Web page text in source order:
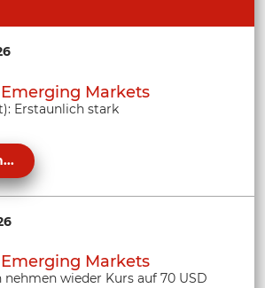
Markets
Erstaunlich stark
Markets
nehmen wieder Kurs auf 70 USD